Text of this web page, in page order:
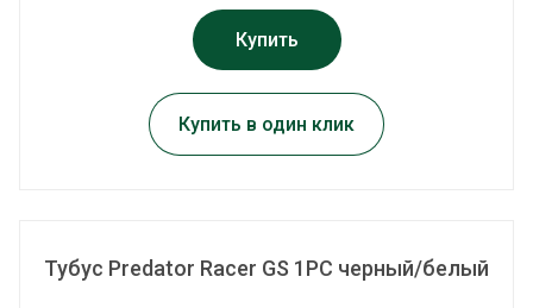
Купить
Купить в один клик
Тубус Predator Racer GS 1PC черный/белый